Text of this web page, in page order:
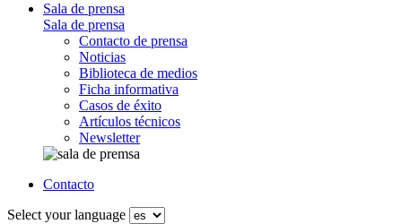
Sala de prensa
Sala de prensa
Contacto de prensa
Noticias
Biblioteca de medios
Ficha informativa
Casos de éxito
Artículos técnicos
Newsletter
Contacto
Select your language